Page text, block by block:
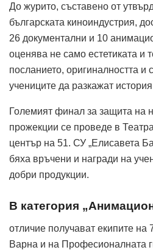
До журито, съставено от
българската киноиндустрия,
26 документални и 10
оценява не само естетиката и
посланието, оригиналността и
учениците да разкажат
Големият финал за защита на
прожекции се проведе в
център на 51. СУ „Елисавета
бяха връчени и награди на
добри продукции.
В категория
отличие получават екипите на
Варна и на Професионалната